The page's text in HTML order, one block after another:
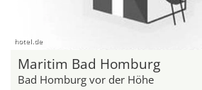
hotel.de
Maritim Bad Homburg
Bad Homburg vor der Höhe